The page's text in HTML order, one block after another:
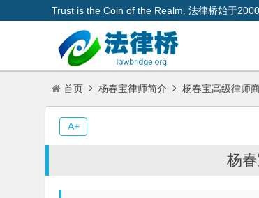
Trust is the Coin of the Realm. 法律桥始于
首页 杨春宝律师简介 杨春宝高级律师
杨
A+